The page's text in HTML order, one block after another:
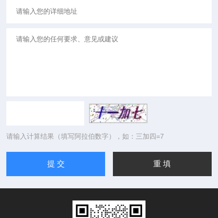
请输入计算结果（填写阿拉伯数字），如：三加四=7